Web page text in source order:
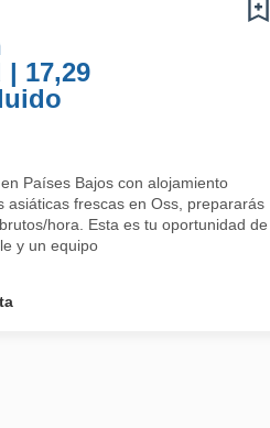
17,29
Países Bajos con alojamiento
asiáticas frescas en Oss, prepararás
hora. Esta es tu oportunidad de
y un equipo